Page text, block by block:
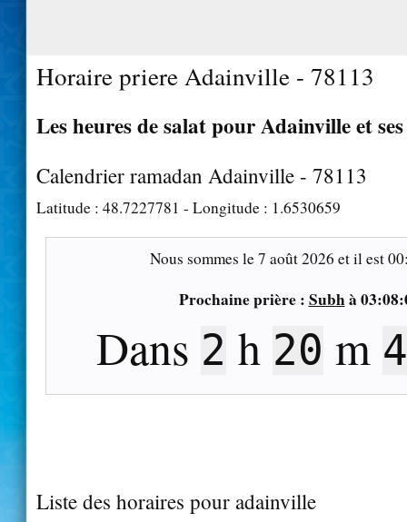
Horaire priere Adainville - 78113
Les heures de salat pour Adainville et
Calendrier ramadan Adainville - 78113
Latitude : 48.7227781 - Longitude : 1.6530659
Nous sommes le7 août 2026 et il est
Prochaine prière : Subhà
Dans 2 h 20 m
Liste des horaires pour adainville